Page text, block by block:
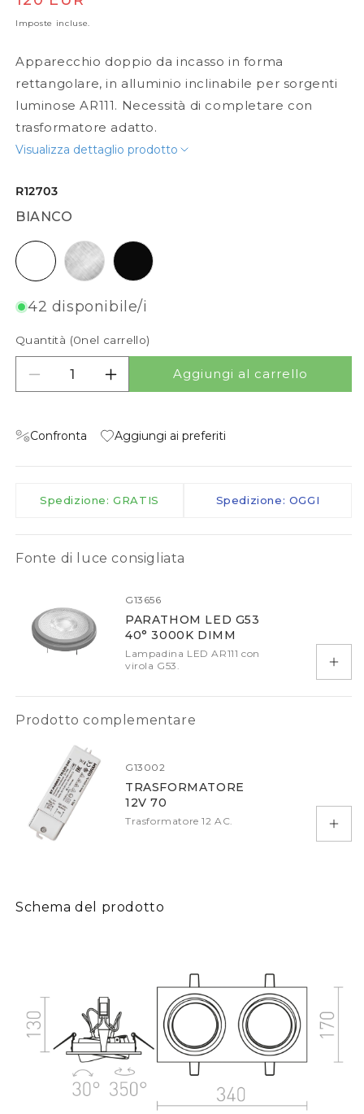
Imposte incluse.
Apparecchio doppio da incasso in forma
rettangolare, in alluminio inclinabile per sorgenti
luminose AR111. Necessità di completare con
trasformatore adatto.
Visualizza dettaglio prodotto
R12703
BIANCO
bianco alluminio spazzolato
nero
42 disponibile/i
Quantità (0nel carrello)
Diminuisci quantità per PASADENA G53 SQ II
Aumenta quantità per PASADENA
Aggiungi al carrello
Confronta Aggiungi ai preferiti
Spedizione: GRATIS Spedizione: OGGI
Fonte di luce consigliata
G13656
PARATHOM LED G53
40° 3000K DIMM
Lampadina LED AR111 con
virola G53.
Prodotto complementare
G13002
TRASFORMATORE
12V 70
Trasformatore 12 AC.
Schema del prodotto